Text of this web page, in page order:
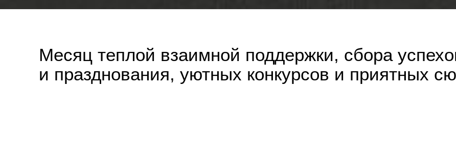
Месяц теплой взаимной поддержки, сбора
и празднования, уютных конкурсов и приятных